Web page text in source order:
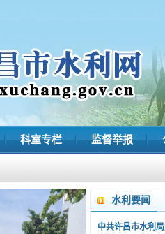
科室专栏 监督举报
水利要闻
中共许昌市水利